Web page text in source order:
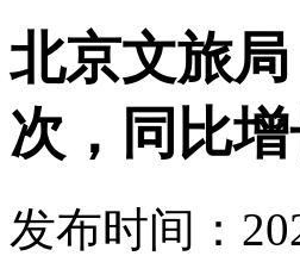
北京文旅
次，同比
发布时间：